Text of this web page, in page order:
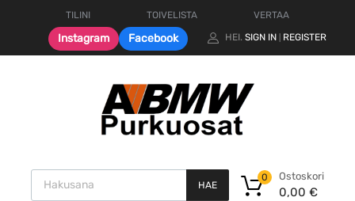
TILINI TOIVELISTA VERTAA
Instagram Facebook HEI. SIGN IN REGISTER
Products search
HAE
Ostoskori
0,00 €
0